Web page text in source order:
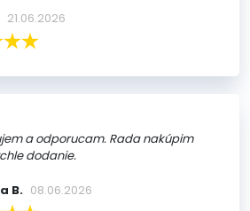
21.06.2026
a odporucam. Rada nakúpim
dodanie.
B. 08.06.2026